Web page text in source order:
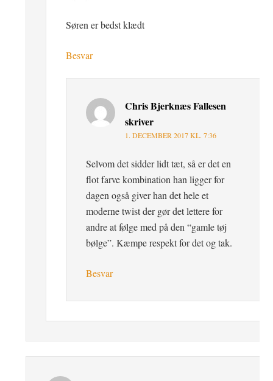
Søren er bedst klædt
Besvar
Chris Bjerknæs Fallesen
skriver
1. DECEMBER 2017 KL. 7:36
Selvom det sidder lidt tæt, så er det en
flot farve kombination han ligger for
dagen også giver han det hele et
moderne twist der gør det lettere for
andre at følge med på den “gamle tøj
bølge”. Kæmpe respekt for det og tak.
Besvar